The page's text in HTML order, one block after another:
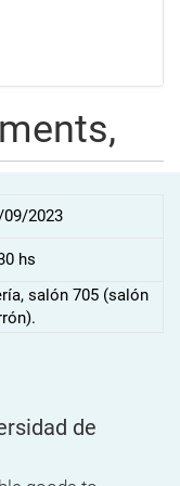
2023
hs
salón 705 (salón
de